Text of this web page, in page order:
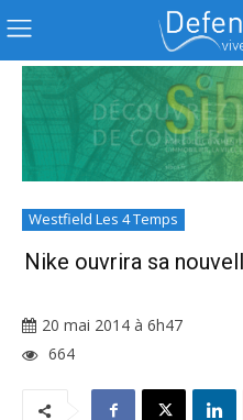
Westfield Les 4 Temps
Nike ouvrira sa
20 mai 2014 à 6h47
664